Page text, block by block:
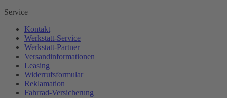
Service
Kontakt
Werkstatt-Service
Werkstatt-Partner
Versandinformationen
Leasing
Widerrufsformular
Reklamation
Fahrrad-Versicherung